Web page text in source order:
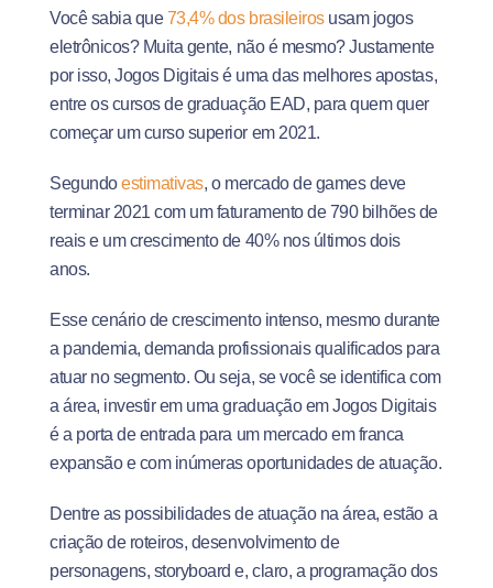
Você sabia que73,4% dos brasileirosusam jogos
eletrônicos? Muita gente, não é mesmo? Justamente
por isso, Jogos Digitais é uma das melhores apostas,
entre os cursos de graduação EAD, para quem quer
começar um curso superior em 2021.
Segundoestimativas, o mercado de games deve
terminar 2021 com um faturamento de 790 bilhões de
reais e um crescimento de 40% nos últimos dois
anos.
Esse cenário de crescimento intenso, mesmo durante
a pandemia, demanda profissionais qualificados para
atuar no segmento. Ou seja, se você se identifica com
a área, investir em uma graduação em Jogos Digitais
é a porta de entrada para um mercado em franca
expansão e com inúmeras oportunidades de atuação.
Dentre as possibilidades de atuação na área, estão a
criação de roteiros, desenvolvimento de
personagens, storyboard e, claro, a programação dos